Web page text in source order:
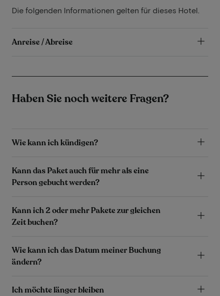
Die folgenden Informationen gelten für dieses Hotel.
Anreise / Abreise
Haben Sie noch weitere Fragen?
Wie kann ich kündigen?
Kann das Paket auch für mehr als eine
Person gebucht werden?
Kann ich 2 oder mehr Pakete zur gleichen
Zeit buchen?
Wie kann ich das Datum meiner Buchung
ändern?
Ich möchte länger bleiben